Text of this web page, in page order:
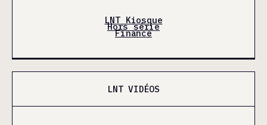
LNT Kiosque
Hors série
Finance
LNT VIDÉOS